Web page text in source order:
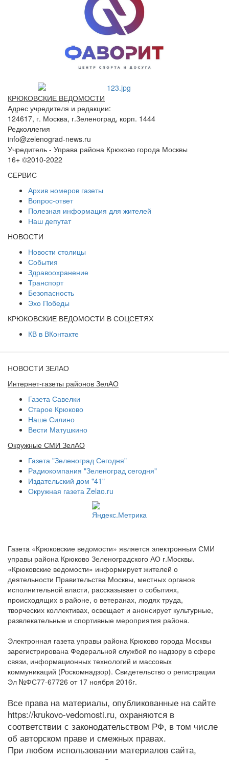
КРЮКОВСКИЕ ВЕДОМОСТИ
Адрес учредителя и редакции:
124617, г. Москва, г.Зеленоград, корп. 1444
Редколлегия
info@zelenograd-news.ru
Учредитель - Управа района Крюково города Москвы
16+ ©2010-2022
СЕРВИС
Архив номеров газеты
Вопрос-ответ
Полезная информация для жителей
Наш депутат
НОВОСТИ
Новости столицы
События
Здравоохранение
Транспорт
Безопасность
Эхо Победы
КРЮКОВСКИЕ ВЕДОМОСТИ В СОЦСЕТЯХ
КВ в ВКонтакте
НОВОСТИ ЗЕЛАО
Интернет-газеты районов ЗелАО
Газета Савелки
Старое Крюково
Наше Силино
Вести Матушкино
Окружные СМИ ЗелАО
Газета "Зеленоград Сегодня"
Радиокомпания "Зеленоград сегодня"
Издательский дом "41"
Окружная газета Zelao.ru
Газета «Крюковские ведомости» является электронным СМИ
управы района Крюково Зеленоградского АО г.Москвы.
«Крюковские ведомости» информирует жителей о
деятельности Правительства Москвы, местных органов
исполнительной власти, рассказывает о событиях,
происходящих в районе, о ветеранах, людях труда,
творческих коллективах, освещает и анонсирует культурные,
развлекательные и спортивные мероприятия района.
Электронная газета управы района Крюково города Москвы
зарегистрирована Федеральной службой по надзору в сфере
связи, информационных технологий и массовых
коммуникаций (Роскомнадзор). Свидетельство о регистрации
Эл №ФС77-67726 от 17 ноября 2016г.
Все права на материалы, опубликованные на сайте
https://krukovo-vedomosti.ru, охраняются в
соответствии с законодательством РФ, в том числе
об авторском праве и смежных правах.
При любом использовании материалов сайта,